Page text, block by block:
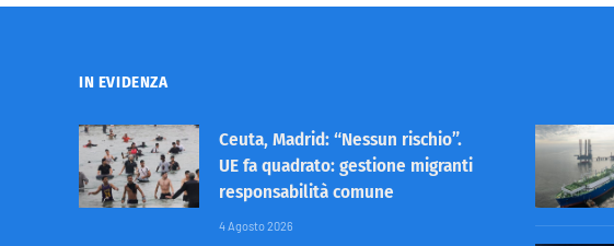
IN EVIDENZA
Ceuta, Madrid: “Nessun rischio”.
UE fa quadrato: gestione migranti
responsabilità comune
4 Agosto 2026